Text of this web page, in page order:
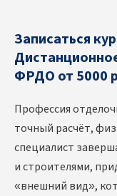
Записаться
ФРДО от 5000
Профессия
точный расчёт,
специалист
и строителями,
«внешний вид»,